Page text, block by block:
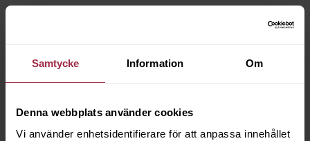
Samtycke Information Om
Denna webbplats använder cookies
Vi använder enhetsidentifierare för att anpassa innehållet